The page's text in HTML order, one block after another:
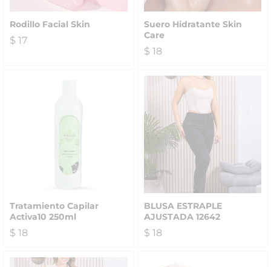
Rodillo Facial Skin
$ 17
Suero Hidratante Skin
Care
$ 18
Tratamiento Capilar
Activa10 250ml
$ 18
BLUSA ESTRAPLE
AJUSTADA 12642
$ 18